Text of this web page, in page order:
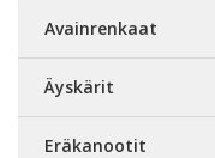
Avainrenkaat
Äyskärit
Eräkanootit